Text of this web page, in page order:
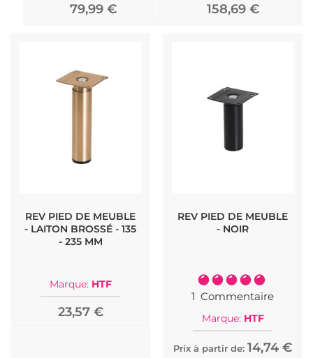
79,99 € 158,69 €
REV PIED DE MEUBLE
- LAITON BROSSÉ - 135
- 235 MM
Marque: HTF
23,57 €
REV PIED DE MEUBLE
- NOIR
Notation:
100%
1 Commentaire
Marque: HTF
Prix à partir de: 14,74 €